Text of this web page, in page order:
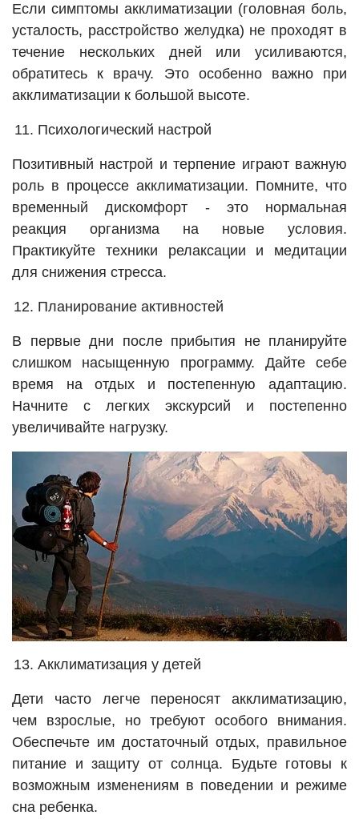
Если симптомы акклиматизации (головная боль,
усталость, расстройство желудка) не проходят в
течение нескольких дней или усиливаются,
обратитесь к врачу. Это особенно важно при
акклиматизации к большой высоте.
Психологический настрой
Позитивный настрой и терпение играют важную
роль в процессе акклиматизации. Помните, что
временный дискомфорт - это нормальная
реакция организма на новые условия.
Практикуйте техники релаксации и медитации
для снижения стресса.
Планирование активностей
В первые дни после прибытия не планируйте
слишком насыщенную программу. Дайте себе
время на отдых и постепенную адаптацию.
Начните с легких экскурсий и постепенно
увеличивайте нагрузку.
Акклиматизация у детей
Дети часто легче переносят акклиматизацию,
чем взрослые, но требуют особого внимания.
Обеспечьте им достаточный отдых, правильное
питание и защиту от солнца. Будьте готовы к
возможным изменениям в поведении и режиме
сна ребенка.